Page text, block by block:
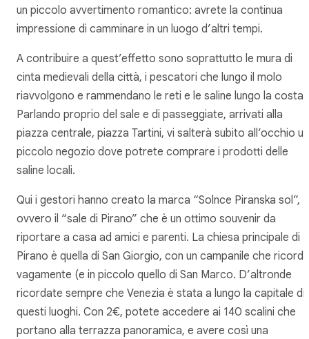
un piccolo avvertimento romantico: avrete la continua
impressione di camminare in un luogo d’altri tempi.
A contribuire a quest’effetto sono soprattutto le mura di
cinta medievali della città, i pescatori che lungo il molo
riavvolgono e rammendano le reti e le saline lungo la costa.
Parlando proprio del sale e di passeggiate, arrivati alla
piazza centrale, piazza Tartini, vi salterà subito all’occhio un
piccolo negozio dove potrete comprare i prodotti delle
saline locali.
Qui i gestori hanno creato la marca “Solnce Piranska sol”,
ovvero il “sale di Pirano” che è un ottimo souvenir da
riportare a casa ad amici e parenti. La chiesa principale di
Pirano è quella di San Giorgio, con un campanile che ricorda
vagamente (e in piccolo quello di San Marco. D’altronde
ricordate sempre che Venezia è stata a lungo la capitale di
questi luoghi. Con 2€, potete accedere ai 140 scalini che
portano alla terrazza panoramica, e avere così una